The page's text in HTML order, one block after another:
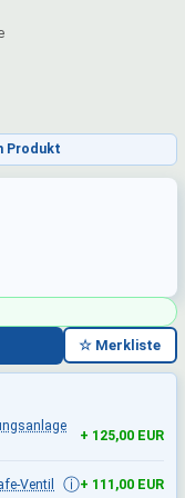
Produkt
☆ Merkliste
+ 125,00 EUR
Ventil ⓘ+ 111,00 EUR